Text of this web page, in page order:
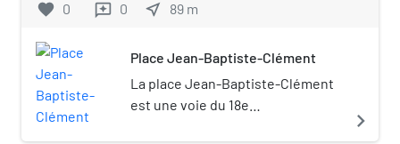
favorite 0 reviews 0 near_me 89 m
Place Jean-Baptiste-Clément
La place Jean-Baptiste-Clément
est une voie du 18e
navigate_next